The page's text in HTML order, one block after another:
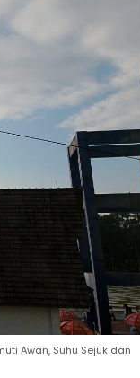
Awan, Suhu Sejuk dan